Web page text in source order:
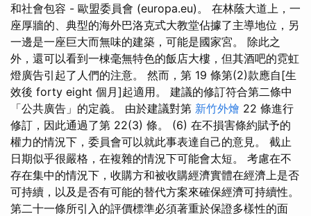
和社會包容 - 歐盟委員會 (europa.eu)。 在林蔭大道上，一
座厚牆的、典型的海外巴洛克式大教堂佔據了主導地位，另
一邊是一座巨大而無味的建築，可能是國家宮。 除此之
外，還可以看到一棟毫無特色的飯店大樓，但其酒吧的霓虹
燈廣告引起了人們的注意。 然而，第 19 條第(2)款應自[生
效後 forty eight 個月]起適用。 建議的修訂符合第二條中
「公共廣告」的定義。 由於建議對第 新竹外燴 22 條進行
修訂，因此通過了第 22(3) 條。 (6) 在不損害條約賦予的
權力的情況下，委員會可以就此事表達自己的意見。 截止
日期似乎很嚴格，在複雜的情況下可能會太短。 考慮在不
存在集中的情況下，收購方和被收購經濟實體在經濟上是否
可持續，以及是否有可能的替代方案來確保經濟可持續性。
第二十一條所引入的評價標準必須著重於保證多樣性的面